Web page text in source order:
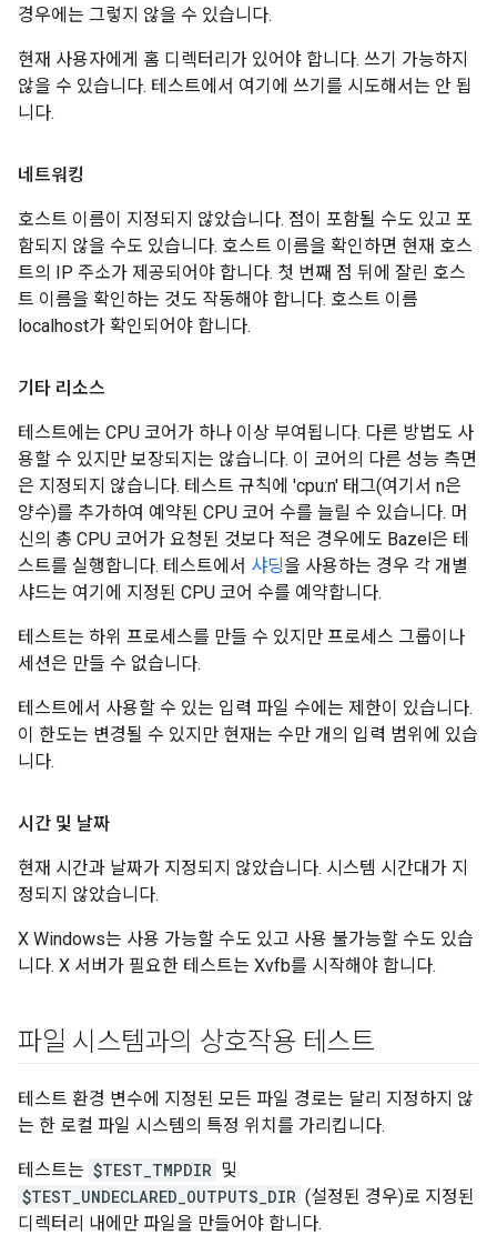
경우에는 그렇지 않을 수 있습니다.
현재 사용자에게 홈 디렉터리가 있어야 합니다. 쓰기 가능하지
않을 수 있습니다. 테스트에서 여기에 쓰기를 시도해서는 안 됩
니다.
네트워킹
호스트 이름이 지정되지 않았습니다. 점이 포함될 수도 있고 포
함되지 않을 수도 있습니다. 호스트 이름을 확인하면 현재 호스
트의 IP 주소가 제공되어야 합니다. 첫 번째 점 뒤에 잘린 호스
트 이름을 확인하는 것도 작동해야 합니다. 호스트 이름
localhost가 확인되어야 합니다.
기타 리소스
테스트에는 CPU 코어가 하나 이상 부여됩니다. 다른 방법도 사
용할 수 있지만 보장되지는 않습니다. 이 코어의 다른 성능 측면
은 지정되지 않습니다. 테스트 규칙에 'cpu:n' 태그(여기서 n은
양수)를 추가하여 예약된 CPU 코어 수를 늘릴 수 있습니다. 머
신의 총 CPU 코어가 요청된 것보다 적은 경우에도 Bazel은 테
스트를 실행합니다. 테스트에서 샤딩을 사용하는 경우 각 개별
샤드는 여기에 지정된 CPU 코어 수를 예약합니다.
테스트는 하위 프로세스를 만들 수 있지만 프로세스 그룹이나
세션은 만들 수 없습니다.
테스트에서 사용할 수 있는 입력 파일 수에는 제한이 있습니다.
이 한도는 변경될 수 있지만 현재는 수만 개의 입력 범위에 있습
니다.
시간 및 날짜
현재 시간과 날짜가 지정되지 않았습니다. 시스템 시간대가 지
정되지 않았습니다.
X Windows는 사용 가능할 수도 있고 사용 불가능할 수도 있습
니다. X 서버가 필요한 테스트는 Xvfb를 시작해야 합니다.
파일 시스템과의 상호작용 테스트
테스트 환경 변수에 지정된 모든 파일 경로는 달리 지정하지 않
는 한 로컬 파일 시스템의 특정 위치를 가리킵니다.
테스트는 $TEST_TMPDIR 및
$TEST_UNDECLARED_OUTPUTS_DIR (설정된 경우)로 지정된
디렉터리 내에만 파일을 만들어야 합니다.